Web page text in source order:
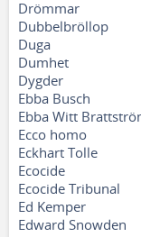
Drömmar
Dubbelbröllop
Duga
Dumhet
Dygder
Ebba Busch
Ebba Witt
Ecco homo
Eckhart Tolle
Ecocide
Ecocide Tribunal
Ed Kemper
Edward Snowden